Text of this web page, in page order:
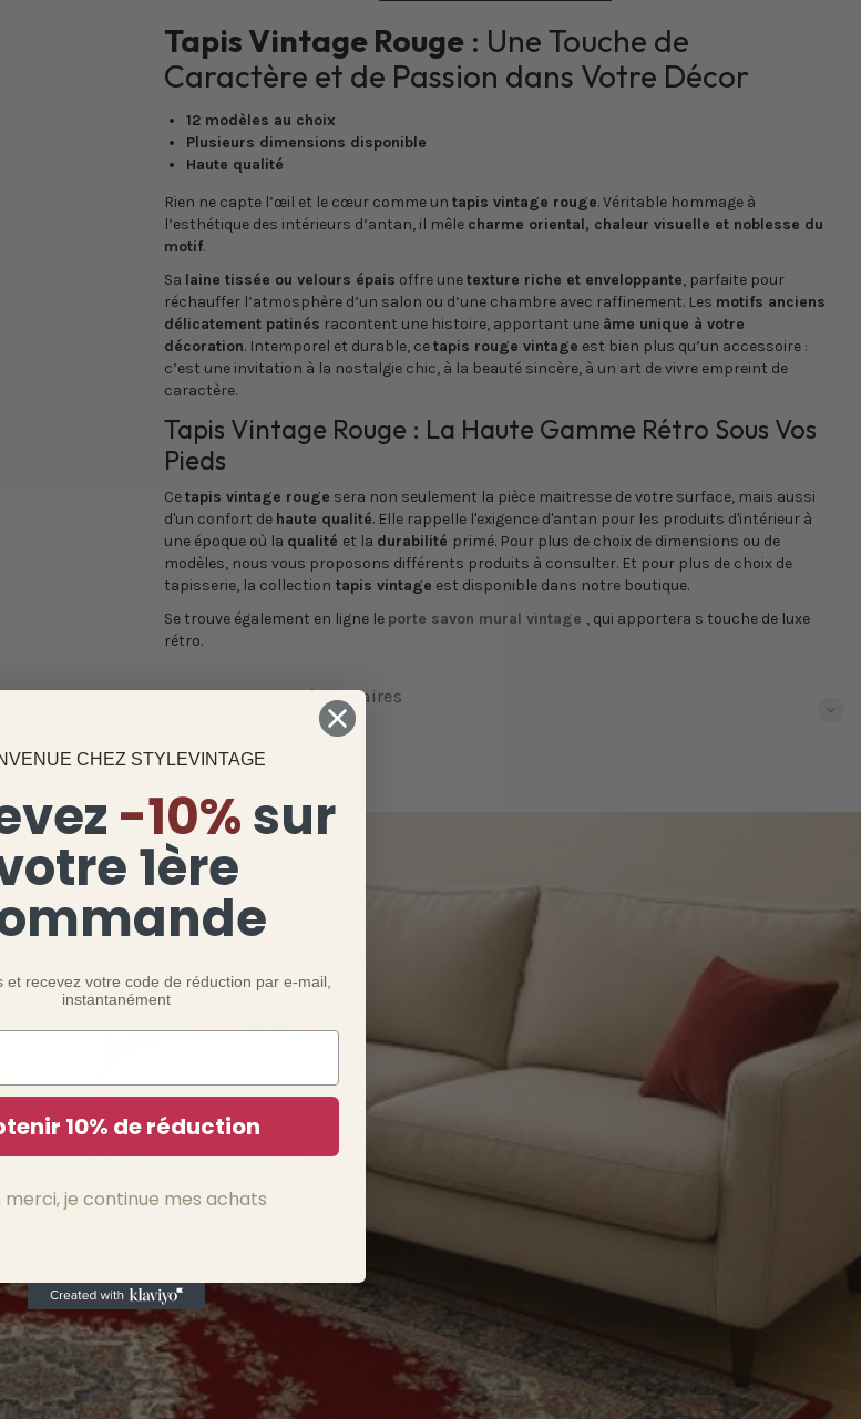
Tapis Vintage Rouge: Une Touche de
Caractère et de Passion dans Votre Décor
12 modèles au choix
Plusieurs dimensions disponible
Haute qualité
Rien ne capte l’œil et le cœur comme un tapis vintage rouge. Véritable hommage à
l’esthétique des intérieurs d’antan, il mêle charme oriental, chaleur visuelle et noblesse du
motif.
Sa laine tissée ou velours épais offre unetexture riche et enveloppante, parfaite pour
réchauffer l’atmosphère d’un salon ou d’une chambre avec raffinement. Les motifs anciens
délicatement patinés racontent une histoire, apportant une âme unique à votre
décoration. Intemporel et durable, cetapis rouge vintage est bien plus qu’un accessoire :
c’est une invitation à la nostalgie chic, à la beauté sincère, à un art de vivre empreint de
caractère.
Tapis Vintage Rouge : La Haute Gamme Rétro Sous Vos
Pieds
Cetapis vintage rouge sera non seulement la pièce maitresse de votre surface, mais aussi
d'un confort de haute qualité. Elle rappelle l'exigence d'antan pour les produits d'intérieur à
une époque où la qualité et la durabilité primé. Pour plus de choix de dimensions ou de
modèles, nous vous proposons différents produits à consulter. Et pour plus de choix de
tapisserie, la collection tapis vintage est disponible dans notre boutique.
Se trouve également en ligne le porte savon mural vintage , qui apportera s touche de luxe
rétro.
Produits complémentaires
PARTAGER
FACEBOOK
TWEETER
TWITTER
ÉPINGLER
PINTEREST
CHEZ STYLEVINTAGE
-10%sur
1ère
et recevez votre code de réduction par e-mail,
instantanément
10% de réduction
merci, je continue mes achats